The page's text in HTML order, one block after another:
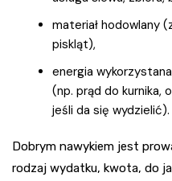
materiał hodowlany
piskląt),
energia
(np. prąd do kurnika,
jeśli da się wydzielić).
Dobrym nawykiem jest
rodzaj wydatku, kwota, do